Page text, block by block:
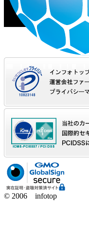
© 2006 infotop